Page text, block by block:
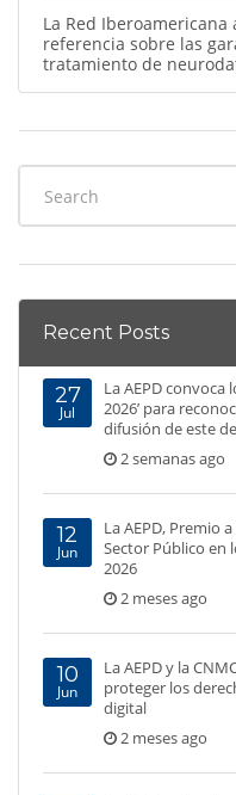
La Red
referencia sobre las
tratamiento de
Recent Posts
27
Jul
La AEPD convoca
2026’ para
difusión de este
2 semanas ago
12
Jun
La AEPD, Premio
Sector Público en
2026
2 meses ago
10
Jun
La AEPD y la
proteger los
digital
2 meses ago